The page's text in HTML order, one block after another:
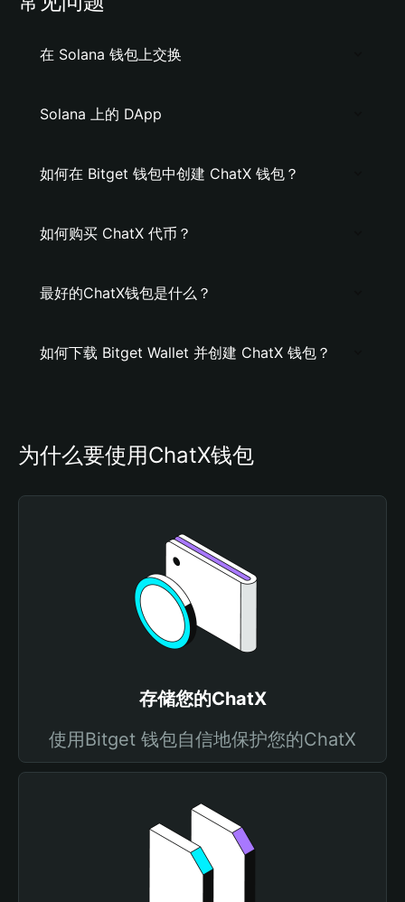
在 Solana 钱包上交换
Solana 上的 DApp
如何在 Bitget 钱包中创建 ChatX 钱包？
如何购买 ChatX 代币？
最好的ChatX钱包是什么？
如何下载 Bitget Wallet 并创建 ChatX 钱包？
为什么要使用ChatX钱包
存储您的ChatX
使用Bitget 钱包自信地保护您的ChatX